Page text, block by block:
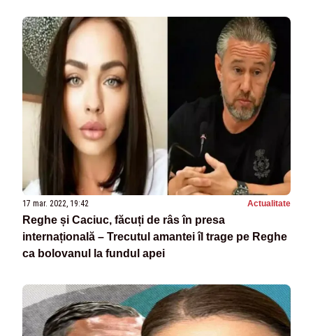
17 mar. 2022, 19:42 Actualitate
Reghe și Caciuc, făcuți de râs în presa
internațională – Trecutul amantei îl trage pe Reghe
ca bolovanul la fundul apei